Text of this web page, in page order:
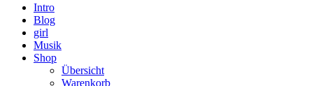
Intro
Blog
girl
Musik
Shop
Übersicht
Warenkorb